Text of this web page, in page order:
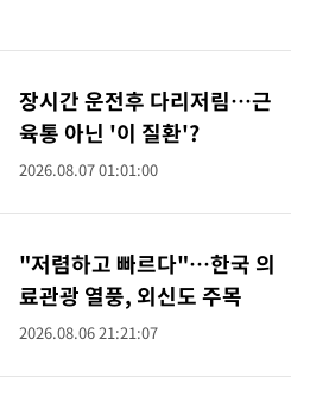
장시간 운전후 다리저림…근
육통 아닌 '이 질환'?
2026.08.07 01:01:00
"저렴하고 빠르다"…한국 의
료관광 열풍, 외신도 주목
2026.08.06 21:21:07